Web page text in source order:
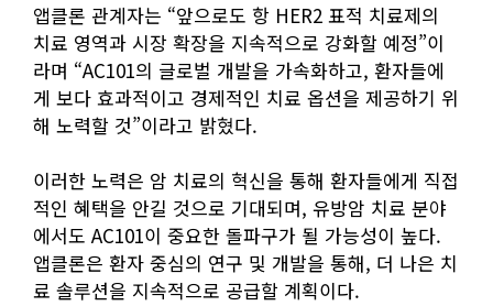
앱클론 관계자는 “앞으로도 항 HER2 표적 치료제의
치료 영역과 시장 확장을 지속적으로 강화할 예정”이
라며 “AC101의 글로벌 개발을 가속화하고, 환자들에
게 보다 효과적이고 경제적인 치료 옵션을 제공하기 위
해 노력할 것”이라고 밝혔다.
이러한 노력은 암 치료의 혁신을 통해 환자들에게 직접
적인 혜택을 안길 것으로 기대되며, 유방암 치료 분야
에서도 AC101이 중요한 돌파구가 될 가능성이 높다.
앱클론은 환자 중심의 연구 및 개발을 통해, 더 나은 치
료 솔루션을 지속적으로 공급할 계획이다.